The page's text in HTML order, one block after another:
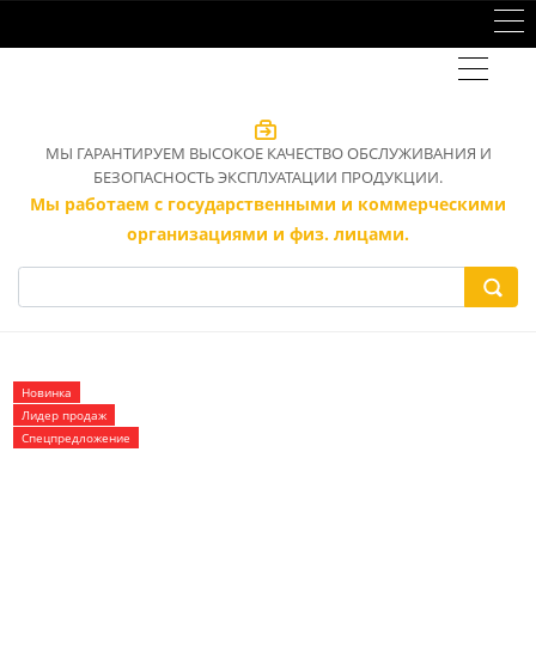
МЫ ГАРАНТИРУЕМ ВЫСОКОЕ КАЧЕСТВО ОБСЛУЖИВАНИЯ И
БЕЗОПАСНОСТЬ ЭКСПЛУАТАЦИИ ПРОДУКЦИИ.
Мы работаем с государственными и коммерческими
организациями и физ. лицами.
Новинка
Лидер продаж
Спецпредложение